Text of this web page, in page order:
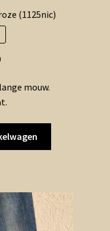
(1125nic)
is:
€1.50.
mouw.